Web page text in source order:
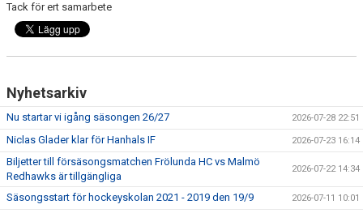
KLUBB 1949
TREKRONAN
KLUBBEN
BILJETTER
Tack för ert samarbete
Nyhetsarkiv
Nu startar vi igång säsongen 26/27 2026-07-28 22:51
Niclas Glader klar för Hanhals IF 2026-07-23 16:14
Biljetter till försäsongsmatchen Frölunda HC vs Malmö
Redhawks är tillgängliga
2026-07-22 14:34
Säsongsstart för hockeyskolan 2021 - 2019 den 19/9 2026-07-11 10:01